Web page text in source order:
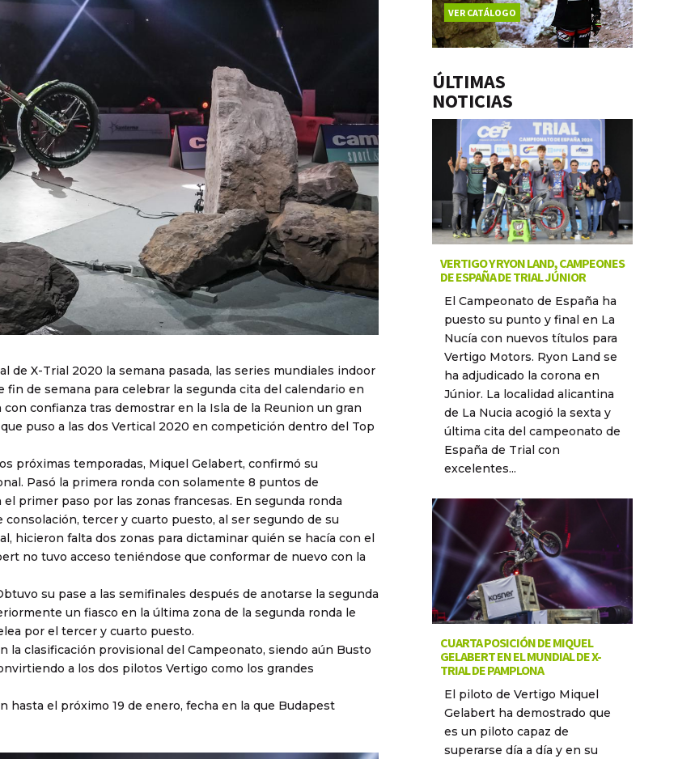
X-Trial 2020 la semana pasada, las series mundiales indoor
de semana para celebrar la segunda cita del calendario en
confianza tras demostrar en la Isla de la Reunion un gran
puso a las dos Vertical 2020 en competición dentro del Top
próximas temporadas, Miquel Gelabert, confirmó su
Pasó la primera ronda con solamente 8 puntos de
primer paso por las zonas francesas. En segunda ronda
tercer y cuarto puesto, al ser segundo de su
hicieron falta dos zonas para dictaminar quién se hacía con el
no tuvo acceso teniéndose que conformar de nuevo con la
su pase a las semifinales después de anotarse la segunda
un fiasco en la última zona de la segunda ronda le
por el tercer y cuarto puesto.
la clasificación provisional del Campeonato, siendo aún Busto
a los dos pilotos Vertigo como los grandes
el próximo 19 de enero, fecha en la que Budapest
VER CATÁLOGO
ÚLTIMAS
NOTICIAS
VERTIGO Y RYON LAND, CAMPEONES
DE ESPAÑA DE TRIAL JÚNIOR
El Campeonato de España ha
puesto su punto y final en La
Nucía con nuevos títulos para
Vertigo Motors. Ryon Land se
ha adjudicado la corona en
Júnior. La localidad alicantina
de La Nucia acogió la sexta y
última cita del campeonato de
España de Trial con
excelentes...
CUARTA POSICIÓN DE MIQUEL
GELABERT EN EL MUNDIAL DE X-
TRIAL DE PAMPLONA
El piloto de Vertigo Miquel
Gelabert ha demostrado que
es un piloto capaz de
superarse día a día y en su